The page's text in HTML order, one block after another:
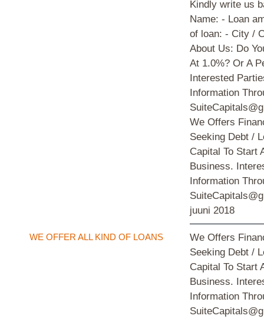
Kindly write us
Name: - Loan
of loan: - City /
About Us: Do
At 1.0%? Or A
Interested
Information
We Offers
Seeking Debt /
Capital To Start
Business.
Information
juuni 2018
WE OFFER ALL KIND OF LOANS
We Offers
Seeking Debt /
Capital To Start
Business.
Information